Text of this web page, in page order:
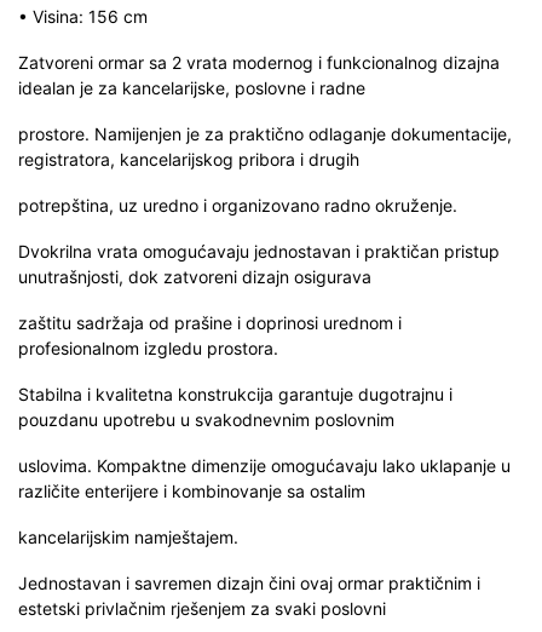
• Visina: 156 cm
Zatvoreni ormar sa 2 vrata modernog i funkcionalnog dizajna
idealan je za kancelarijske, poslovne i radne
prostore. Namijenjen je za praktično odlaganje dokumentacije,
registratora, kancelarijskog pribora i drugih
potrepština, uz uredno i organizovano radno okruženje.
Dvokrilna vrata omogućavaju jednostavan i praktičan pristup
unutrašnjosti, dok zatvoreni dizajn osigurava
zaštitu sadržaja od prašine i doprinosi urednom i
profesionalnom izgledu prostora.
Stabilna i kvalitetna konstrukcija garantuje dugotrajnu i
pouzdanu upotrebu u svakodnevnim poslovnim
uslovima. Kompaktne dimenzije omogućavaju lako uklapanje u
različite enterijere i kombinovanje sa ostalim
kancelarijskim namještajem.
Jednostavan i savremen dizajn čini ovaj ormar praktičnim i
estetski privlačnim rješenjem za svaki poslovni